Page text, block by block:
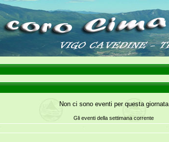
Non ci sono eventi per questa giornata
Gli eventi della settimana corrente